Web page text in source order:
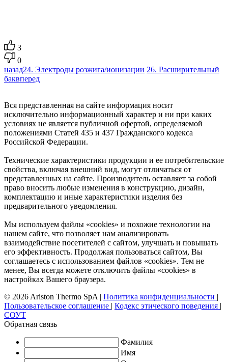
3
0
назад24. Электроды розжига/ионизации 26. Расширительный
баквперед
Вся представленная на сайте информация носит
исключительно информационный характер и ни при каких
условиях не является публичной офертой, определяемой
положениями Статей 435 и 437 Гражданского кодекса
Российской Федерации.
Технические характеристики продукции и ее потребительские
свойства, включая внешний вид, могут отличаться от
представленных на сайте. Производитель оставляет за собой
право вносить любые изменения в конструкцию, дизайн,
комплектацию и иные характеристики изделия без
предварительного уведомления.
Мы используем файлы «cookies» и похожие технологии на
нашем сайте, что позволяет нам анализировать
взаимодействие посетителей с сайтом, улучшать и повышать
его эффективность. Продолжая пользоваться сайтом, Вы
соглашаетесь с использованием файлов «cookies». Тем не
менее, Вы всегда можете отключить файлы «cookies» в
настройках Вашего браузера.
© 2026 Ariston Thermo SpA | Политика конфиденциальности |
Пользовательское соглашение | Кодекс этического поведения |
СОУТ
Обратная связь
Фамилия
Имя